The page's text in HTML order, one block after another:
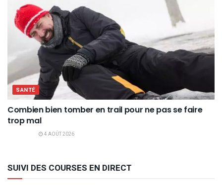
SANTÉ
Combien bien tomber en trail pour ne pas se faire
trop mal
4 AOÛT 2026
SUIVI DES COURSES EN DIRECT